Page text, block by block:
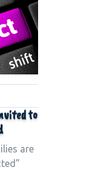
to
are